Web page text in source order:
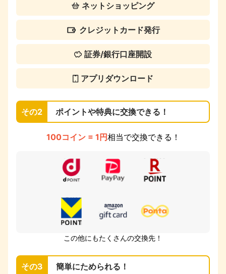
ネットショッピング
クレジットカード発行
証券/銀行口座開設
アプリダウンロード
その2 ポイントや特典に交換できる！
100コイン = 1円相当で交換できる！
この他にもたくさんの交換先！
その3 簡単にためられる！